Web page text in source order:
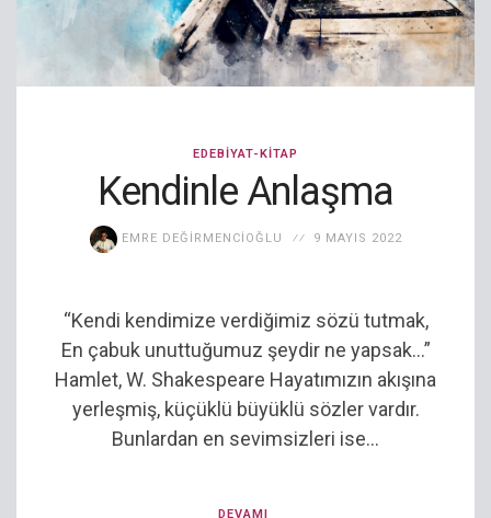
EDEBIYAT-KITAP
Kendinle Anlaşma
EMRE DEĞIRMENCIOĞLU 9 MAYIS 2022
“Kendi kendimize verdiğimiz sözü tutmak,
En çabuk unuttuğumuz şeydir ne yapsak…”
Hamlet, W. Shakespeare Hayatımızın akışına
yerleşmiş, küçüklü büyüklü sözler vardır.
Bunlardan en sevimsizleri ise...
DEVAMI